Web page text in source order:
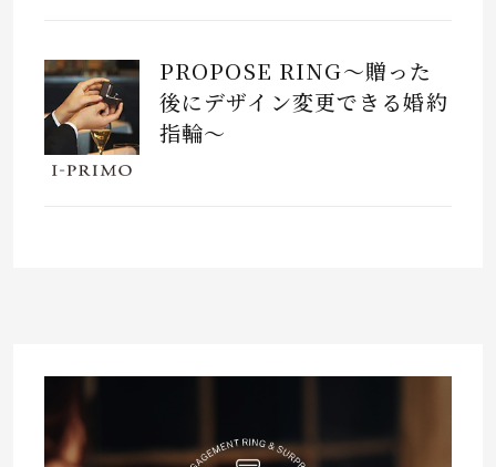
PROPOSE RING～贈った
後にデザイン変更できる婚約
指輪～